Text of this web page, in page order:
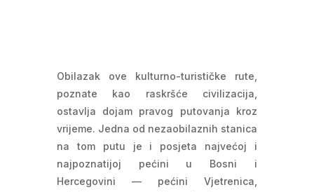
Obilazak ove kulturno-turističke rute,
poznate kao raskršće civilizacija,
ostavlja dojam pravog putovanja kroz
vrijeme. Jedna od nezaobilaznih stanica
na tom putu je i posjeta najvećoj i
najpoznatijoj pećini u Bosni i
Hercegovini — pećini Vjetrenica,